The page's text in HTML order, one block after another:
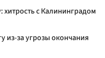
с Калининградом
из-за угрозы окончания